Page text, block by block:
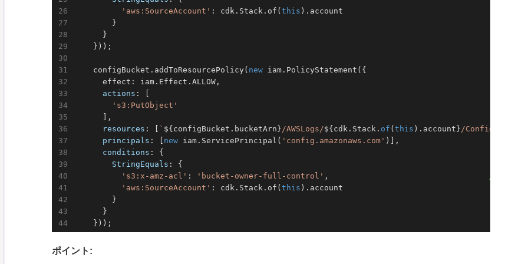
'aws:SourceAccount' : cdk.Stack.of(this ).account
        }
      }
    }));
    configBucket.addToResourcePolicy(
new iam.PolicyStatement({
      effect: iam.Effect.ALLOW,
actions : [
's3:PutObject'
      ],
resources : [ ` ${configBucket.bucketArn} /AWSLogs/${cdk.Stack. of (this ).account} /Config/*`
principals : [ new iam.ServicePrincipal( 'config.amazonaws.com' )],
conditions : {
StringEquals : {
's3:x-amz-acl' : 'bucket-owner-full-control' ,
'aws:SourceAccount' : cdk.Stack.of(this ).account
        }
      }
    }));
ポイント: